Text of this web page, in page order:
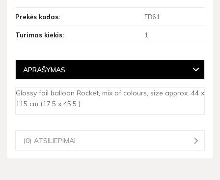
Prekės kodas: FB61
Turimas kiekis: 1
APRAŠYMAS
Glossy foil balloon Rocket, mix of colours, size approx. 44 x
115 cm (17.5 x 45.5 ).
(0) ATSILIEPIMAI